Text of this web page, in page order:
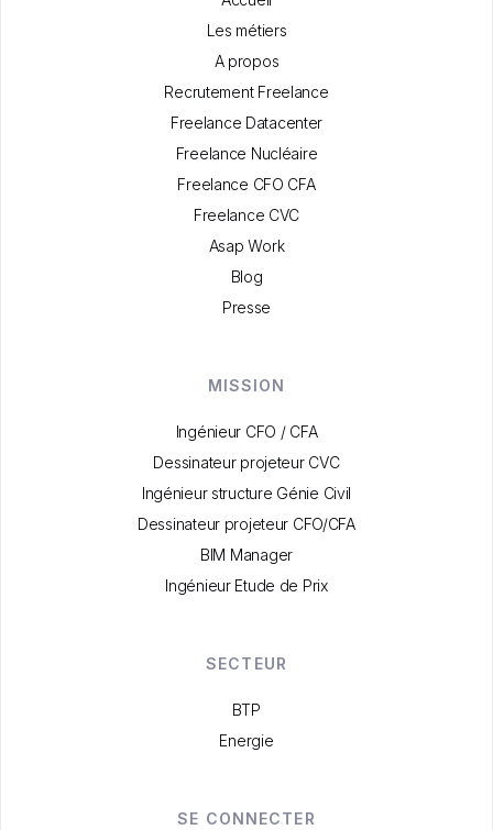
Les métiers
A propos
Recrutement Freelance
Freelance Datacenter
Freelance Nucléaire
Freelance CFO CFA
Freelance CVC
Asap Work
Blog
Presse
MISSION
Ingénieur CFO / CFA
Dessinateur projeteur CVC
Ingénieur structure Génie Civil
Dessinateur projeteur CFO/CFA
BIM Manager
Ingénieur Etude de Prix
SECTEUR
BTP
Energie
SE CONNECTER